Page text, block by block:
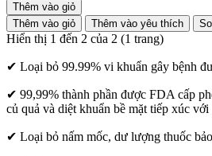
Thêm vào giỏ
Thêm vào giỏ
Thêm vào yêu thích
Hiển thị 1 đến 2 của 2 (1 trang)
✔ Loại bỏ 99.99% vi khuẩn gây bệnh
✔ 99,99% thành phần được FDA cấp
củ quả và diệt khuẩn bề mặt tiếp xúc
✔ Loại bỏ nấm mốc, dư lượng thuốc